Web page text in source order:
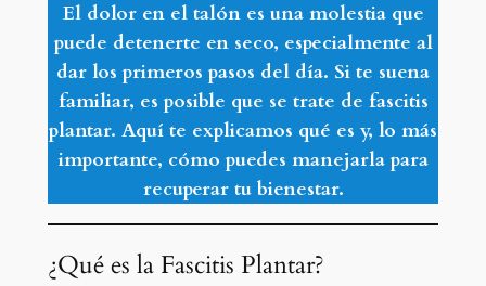
El dolor en el talón es una molestia que
puede detenerte en seco, especialmente al
dar los primeros pasos del día. Si te suena
familiar, es posible que se trate de fascitis
plantar. Aquí te explicamos qué es y, lo más
importante, cómo puedes manejarla para
recuperar tu bienestar.
¿Qué es la Fascitis Plantar?